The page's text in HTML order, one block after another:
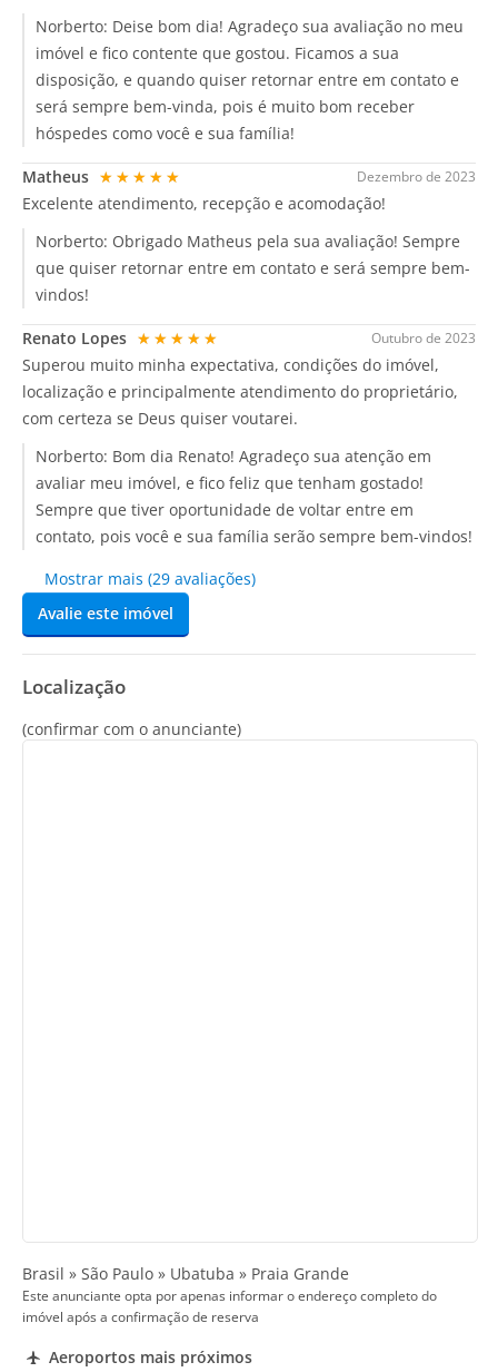
Norberto: Deise bom dia! Agradeço sua avaliação no meu
imóvel e fico contente que gostou. Ficamos a sua
disposição, e quando quiser retornar entre em contato e
será sempre bem-vinda, pois é muito bom receber
hóspedes como você e sua família!
Dezembro de 2023
Matheus ★★★★★
Excelente atendimento, recepção e acomodação!
Norberto: Obrigado Matheus pela sua avaliação! Sempre
que quiser retornar entre em contato e será sempre bem-
vindos!
Outubro de 2023
Renato Lopes ★★★★★
Superou muito minha expectativa, condições do imóvel,
localização e principalmente atendimento do proprietário,
com certeza se Deus quiser voutarei.
Norberto: Bom dia Renato! Agradeço sua atenção em
avaliar meu imóvel, e fico feliz que tenham gostado!
Sempre que tiver oportunidade de voltar entre em
contato, pois você e sua família serão sempre bem-vindos!
Mostrar mais (29 avaliações)
Avalie este imóvel
Localização
(confirmar com o anunciante)
Brasil » São Paulo » Ubatuba » Praia Grande
Este anunciante opta por apenas informar o endereço completo do
imóvel após a confirmação de reserva
Aeroportos mais próximos